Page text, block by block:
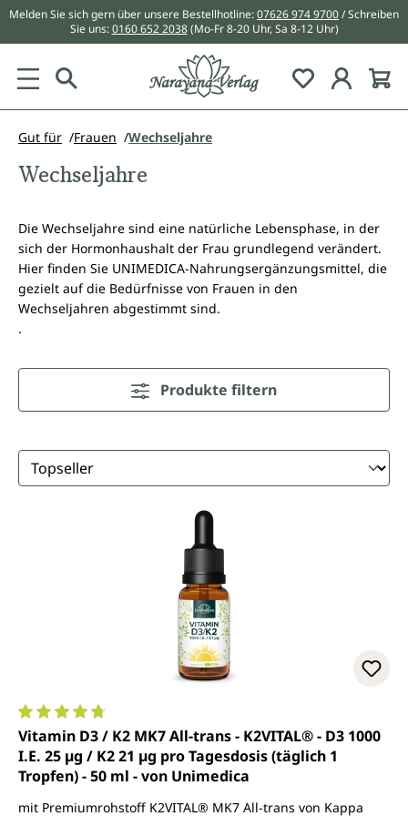
springen
Melden Sie sich gern über unsere Bestellhotline:07626 974 9700/ Schreiben
Sie uns:0160 652 2038 (Mo-Fr 8-20 Uhr, Sa 8-12 Uhr)
Du hast 0
Gut für Frauen Wechseljahre
Wechseljahre
Die Wechseljahre sind eine natürliche Lebensphase, in der
sich der Hormonhaushalt der Frau grundlegend verändert.
Hier finden Sie UNIMEDICA-Nahrungsergänzungsmittel, die
gezielt auf die Bedürfnisse von Frauen in den
Wechseljahren abgestimmt sind.
.
Produkte filtern
Durchschnittliche Bewertung von 4.8 von 5 Sternen
Vitamin D3 / K2 MK7 All-trans - K2VITAL® - D3 1000
I.E. 25 µg / K2 21 µg pro Tagesdosis (täglich 1
Tropfen) - 50 ml - von Unimedica
mit Premiumrohstoff K2VITAL® MK7 All-trans von Kappa